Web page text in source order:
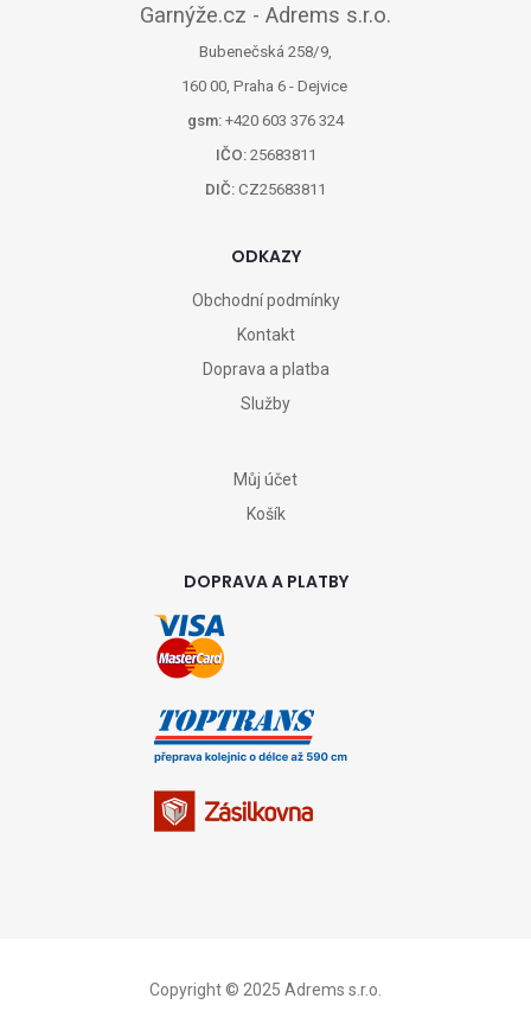
Garnýže.cz - Adrems s.r.o.
Bubenečská 258/9,
160 00, Praha 6 - Dejvice
gsm: +420 603 376 324
IČO:25683811
DIČ: CZ25683811
ODKAZY
Obchodní podmínky
Kontakt
Doprava a platba
Služby
Můj účet
Košík
DOPRAVA A PLATBY
Copyright © 2025 Adrems s.r.o.